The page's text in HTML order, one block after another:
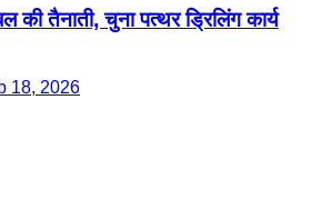
की तैनाती, चुना पत्थर ड्रिलिंग कार्य
18, 2026